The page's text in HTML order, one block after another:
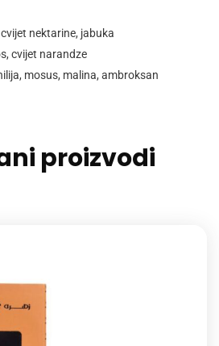
nektarine, jabuka
cvijet narandze
mosus, malina, ambroksan
proizvodi